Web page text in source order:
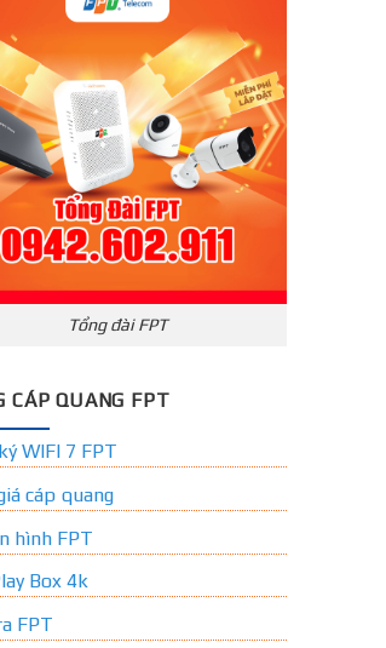
Tổng đài FPT
CÁP QUANG FPT
WIFI 7 FPT
cáp quang
hình FPT
Box 4k
FPT